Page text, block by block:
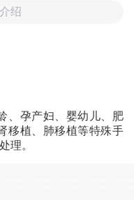
绍
、孕产妇、婴幼儿、肥
移植、肺移植等特殊手
理。